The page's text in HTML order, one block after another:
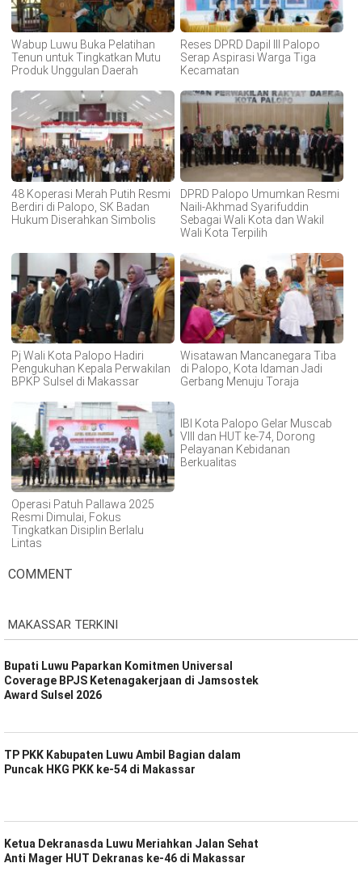
Wabup Luwu Buka Pelatihan
Tenun untuk Tingkatkan Mutu
Produk Unggulan Daerah
Reses DPRD Dapil III Palopo
Serap Aspirasi Warga Tiga
Kecamatan
48 Koperasi Merah Putih Resmi
Berdiri di Palopo, SK Badan
Hukum Diserahkan Simbolis
DPRD Palopo Umumkan Resmi
Naili-Akhmad Syarifuddin
Sebagai Wali Kota dan Wakil
Wali Kota Terpilih
Pj Wali Kota Palopo Hadiri
Pengukuhan Kepala Perwakilan
BPKP Sulsel di Makassar
Wisatawan Mancanegara Tiba
di Palopo, Kota Idaman Jadi
Gerbang Menuju Toraja
Operasi Patuh Pallawa 2025
Resmi Dimulai, Fokus
Tingkatkan Disiplin Berlalu
Lintas
IBI Kota Palopo Gelar Muscab
VIII dan HUT ke-74, Dorong
Pelayanan Kebidanan
Berkualitas
COMMENT
MAKASSAR TERKINI
Bupati Luwu Paparkan Komitmen Universal
Coverage BPJS Ketenagakerjaan di Jamsostek
Award Sulsel 2026
TP PKK Kabupaten Luwu Ambil Bagian dalam
Puncak HKG PKK ke-54 di Makassar
Ketua Dekranasda Luwu Meriahkan Jalan Sehat
Anti Mager HUT Dekranas ke-46 di Makassar